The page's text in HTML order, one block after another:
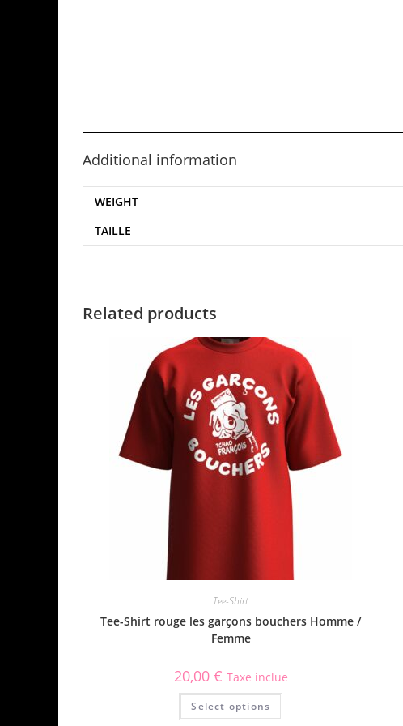
Additional information
WEIGHT
TAILLE
Related products
Tee-Shirt
Tee-Shirt rouge les garçons bouchers Homme /
Femme
20,00 € Taxe inclue
Select options